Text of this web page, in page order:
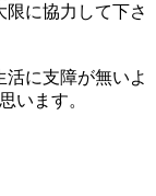
に協力して下さ
に支障が無いよ
います。